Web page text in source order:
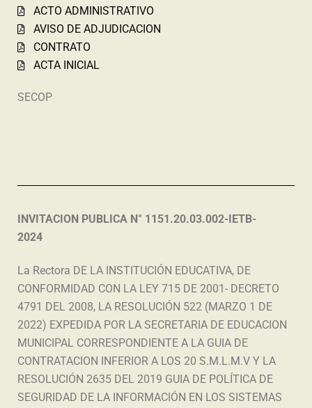
ACTO ADMINISTRATIVO
AVISO DE ADJUDICACION
CONTRATO
ACTA INICIAL
SECOP
INVITACION PUBLICA N° 1151.20.03.002-IETB-
2024
La Rectora DE LA INSTITUCIÓN EDUCATIVA, DE
CONFORMIDAD CON LA LEY 715 DE 2001- DECRETO
4791 DEL 2008, LA RESOLUCIÓN 522 (MARZO 1 DE
2022) EXPEDIDA POR LA SECRETARIA DE EDUCACION
MUNICIPAL CORRESPONDIENTE A LA GUIA DE
CONTRATACION INFERIOR A LOS 20 S.M.L.M.V Y LA
RESOLUCIÓN 2635 DEL 2019 GUIA DE POLÍTICA DE
SEGURIDAD DE LA INFORMACIÓN EN LOS SISTEMAS